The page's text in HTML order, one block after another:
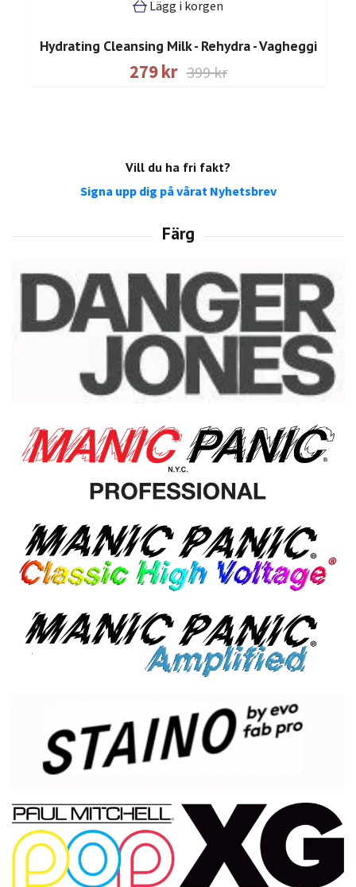
Vill du ha fri fakt?
Signa upp dig på vårat Nyhetsbrev
Lägg i korgen
Hydrating Cleansing Milk - Rehydra - Vagheggi
279 kr 399 kr